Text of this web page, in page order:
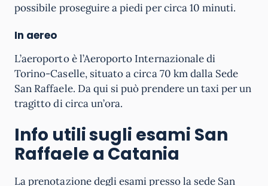
possibile proseguire a piedi per circa 10 minuti.
In aereo
L’aeroporto è l’Aeroporto Internazionale di
Torino-Caselle, situato a circa 70 km dalla Sede
San Raffaele. Da qui si può prendere un taxi per un
tragitto di circa un’ora.
Info utili sugli esami San
Raffaele a Catania
La prenotazione degli esami presso la sede San